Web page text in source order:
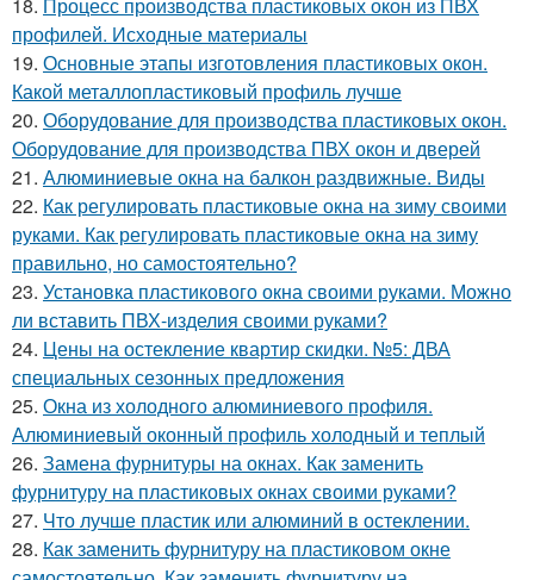
18. Процесс производства пластиковых окон из ПВХ
профилей. Исходные материалы
19. Основные этапы изготовления пластиковых окон.
Какой металлопластиковый профиль лучше
20. Оборудование для производства пластиковых окон.
Оборудование для производства ПВХ окон и дверей
21. Алюминиевые окна на балкон раздвижные. Виды
22. Как регулировать пластиковые окна на зиму своими
руками. Как регулировать пластиковые окна на зиму
правильно, но самостоятельно?
23. Установка пластикового окна своими руками. Можно
ли вставить ПВХ-изделия своими руками?
24. Цены на остекление квартир скидки. №5: ДВА
специальных сезонных предложения
25. Окна из холодного алюминиевого профиля.
Алюминиевый оконный профиль холодный и теплый
26. Замена фурнитуры на окнах. Как заменить
фурнитуру на пластиковых окнах своими руками?
27. Что лучше пластик или алюминий в остеклении.
28. Как заменить фурнитуру на пластиковом окне